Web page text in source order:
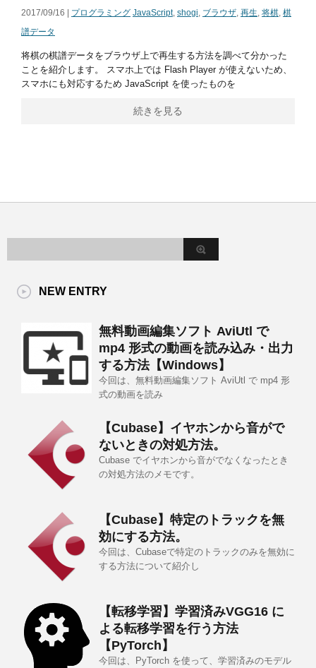
2017/09/16 | プログラミング JavaScript, shogi, ブラウザ, 再生, 将棋, 棋
譜データ
将棋の棋譜データをブラウザ上で再生する方法を調べて分かった
ことを紹介します。 スマホ上では Flash Player が使えないため、
スマホにも対応するため JavaScript を使ったものを
続きを見る
NEW ENTRY
無料動画編集ソフト AviUtl で
mp4 形式の動画を読み込み・出力
する方法【Windows】
今回は、無料動画編集ソフト AviUtl で mp4 形
式の動画を読み
【Cubase】イヤホンから音がで
ないときの対処方法。
Cubase でイヤホンから音がでなくなったとき
の対処方法のメモです。
【Cubase】特定のトラックを無
効にする方法。
今回は、Cubaseで特定のトラックのみを無効に
する方法について紹介し
【転移学習】学習済みVGG16 に
よる転移学習を行う方法
【PyTorch】
今回は、PyTorch を使って、学習済みのモデル